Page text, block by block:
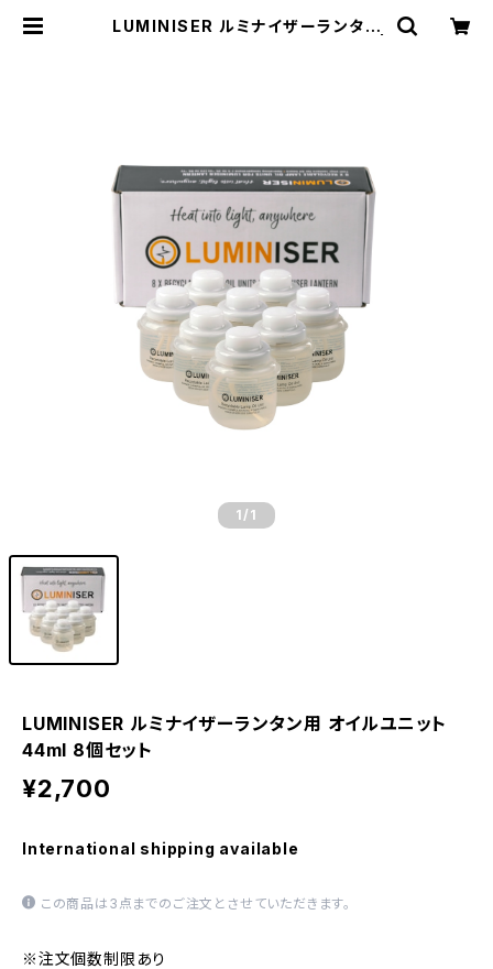
LUMINISER ルミナイザーランタン
1 /1
LUMINISER ルミナイザーランタン用 オイルユニット
44ml 8個セット
¥2,700
International shipping available
この商品は3点までのご注文とさせていただきます。
※注文個数制限あり